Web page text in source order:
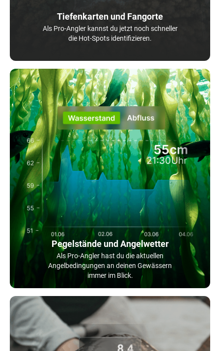
Tiefenkarten und Fangorte
Als Pro-Angler kannst du jetzt noch schneller
die Hot-Spots identifizieren.
Pegelstände und Angelwetter
Als Pro-Angler hast du die aktuellen
Angelbedingungen an deinen Gewässern
immer im Blick.